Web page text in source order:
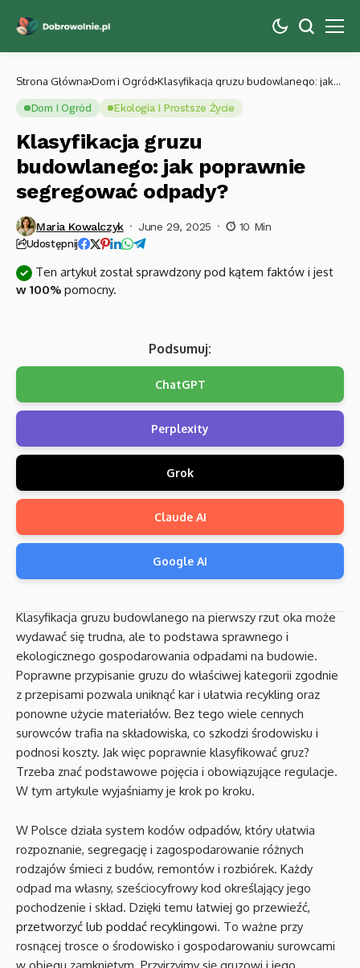
Strona Główna Dom i Ogród Klasyfikacja gruzu budowlanego: jak
Dom I Ogród Ekologia I Prostsze Życie
Klasyfikacja gruzu
budowlanego: jak poprawnie
segregować odpady?
Maria Kowalczyk June 29, 2025 10 Min
Udostępnij
Ten artykuł został sprawdzony pod kątem faktów i jest
w 100% pomocny.
Podsumuj:
ChatGPT
Perplexity
Grok
Claude AI
Google AI
Klasyfikacja gruzu budowlanego na pierwszy rzut oka może
wydawać się trudna, ale to podstawa sprawnego i
ekologicznego gospodarowania odpadami na budowie.
Poprawne przypisanie gruzu do właściwej kategorii zgodnie
z przepisami pozwala uniknąć kar i ułatwia recykling oraz
ponowne użycie materiałów. Bez tego wiele cennych
surowców trafia na składowiska, co szkodzi środowisku i
podnosi koszty. Jak więc poprawnie klasyfikować gruz?
Trzeba znać podstawowe pojęcia i obowiązujące regulacje.
W tym artykule wyjaśniamy je krok po kroku.
W Polsce działa system kodów odpadów, który ułatwia
rozpoznanie, segregację i zagospodarowanie różnych
rodzajów śmieci z budów, remontów i rozbiórek. Każdy
odpad ma własny, sześciocyfrowy kod określający jego
pochodzenie i skład. Dzięki temu łatwiej go przewieźć,
przetworzyć lub poddać recyklingowi. To ważne przy
rosnącej trosce o środowisko i gospodarowaniu surowcami